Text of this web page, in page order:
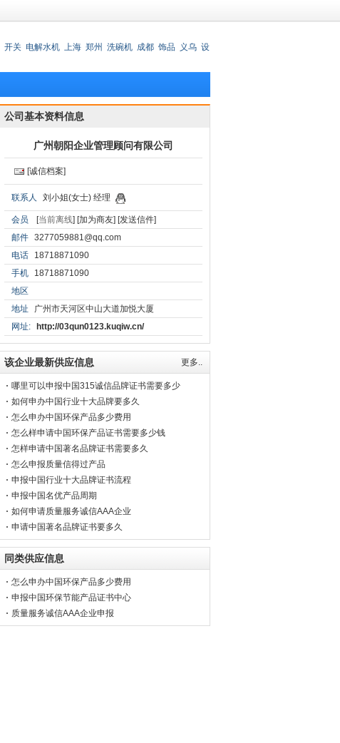
开关 电解水机 上海 郑州 洗碗机 成都 饰品 义乌 设
公司基本资料信息
广州朝阳企业管理顾问有限公司
[诚信档案]
联系人 刘小姐(女士) 经理
会员 [当前离线] [加为商友] [发送信件]
邮件 3277059881@qq.com
电话
18718871090
手机
18718871090
地区
地址
广州市天河区中山大道加悦大厦
网址:
http://03qun0123.kuqiw.cn/
该企业最新供应信息 更多..
哪里可以申报中国315诚信品牌证书需要多少
如何申办中国行业十大品牌要多久
怎么申办中国环保产品多少费用
怎么样申请中国环保产品证书需要多少钱
怎样申请中国著名品牌证书需要多久
怎么申报质量信得过产品
申报中国行业十大品牌证书流程
申报中国名优产品周期
如何申请质量服务诚信AAA企业
申请中国著名品牌证书要多久
同类供应信息
怎么申办中国环保产品多少费用
申报中国环保节能产品证书中心
质量服务诚信AAA企业申报